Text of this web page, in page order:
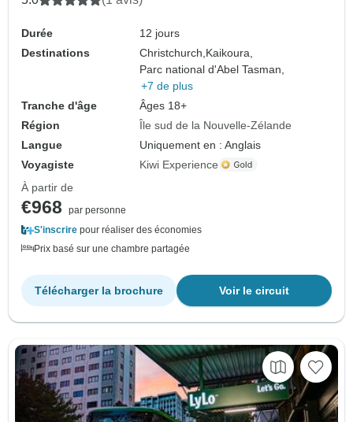
Durée
12 jours
Destinations
Christchurch, Kaikoura,
Parc national d'Abel Tasman,
+7 de plus
Tranche d'âge
Âges 18+
Région
Île sud de la Nouvelle-Zélande
Langue
Uniquement en : Anglais
Voyagiste
Kiwi Experience
À partir de
€968
par personne
S'inscrire pour réaliser des économies
Prix basé sur une chambre partagée
Voir le circuit
Télécharger la brochure